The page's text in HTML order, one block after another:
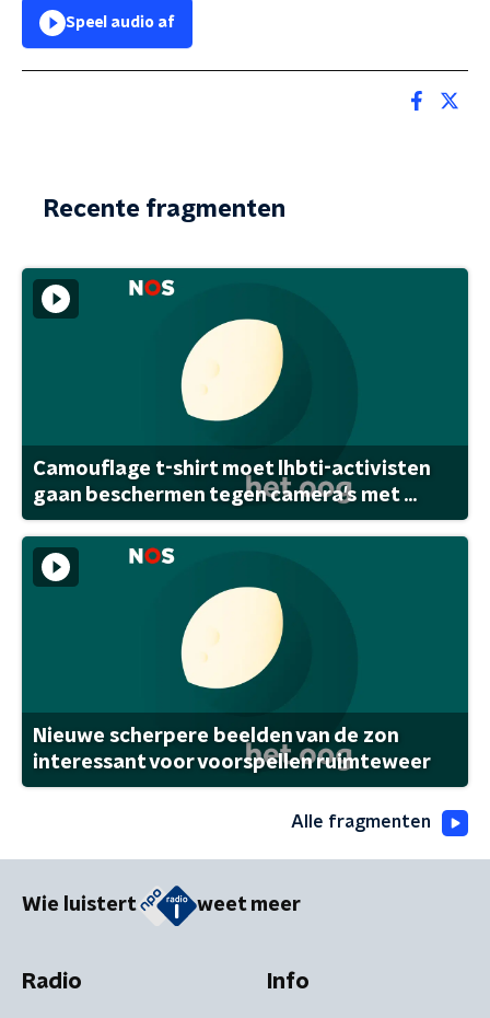
Speel audio af
Recente fragmenten
Camouflage t-shirt moet lhbti-activisten
gaan beschermen tegen camera's met ...
Nieuwe scherpere beelden van de zon
interessant voor voorspellen ruimteweer
Alle fragmenten
Wie luistert weet meer
Radio Info